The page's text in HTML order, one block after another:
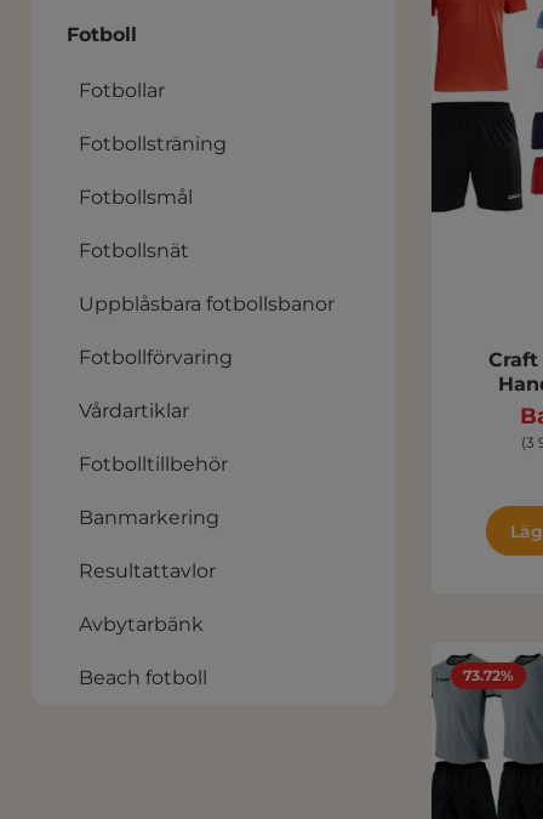
Fotboll
Fotbollar
Fotbollsträning
Fotbollsmål
Fotbollsnät
Uppblåsbara fotbollsbanor
Fotbollförvaring
Vårdartiklar
Fotbolltillbehör
Banmarkering
Resultattavlor
Avbytarbänk
Beach fotboll
Craft
(3
73.72%